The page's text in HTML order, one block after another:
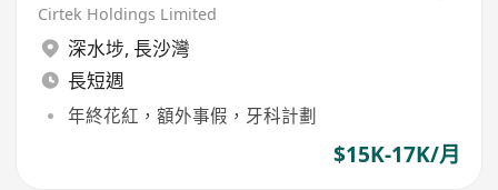
Cirtek Holdings Limited
深水埗, 長沙灣
長短週
年終花紅，額外事假，牙科計劃
$15K-17K/月